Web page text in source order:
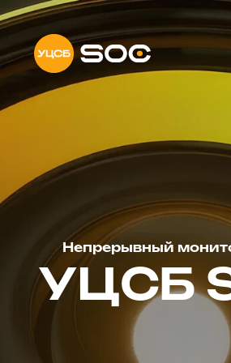
УЦСБ SOC
Непрерывный мониторинг ИБ